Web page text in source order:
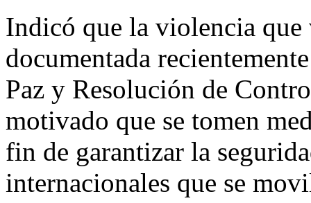
Indicó que la violencia
documentada
Paz y Resolución de
motivado que se tomen
fin de garantizar la
internacionales que se